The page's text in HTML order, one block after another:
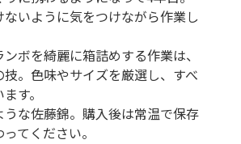
いように気をつけながら作業し
ボを綺麗に箱詰めする作業は、
。色味やサイズを厳選し、すべ
す。
うな佐藤錦。購入後は常温で保存
てください。